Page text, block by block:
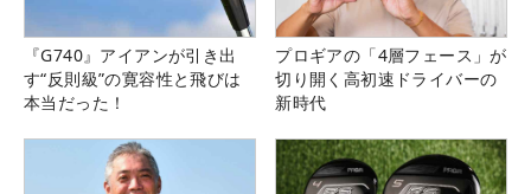
『G740』アイアンが引き出
す“反則級”の寛容性と飛びは
本当だった！
プロギアの「4層フェース」が
切り開く高初速ドライバーの
新時代